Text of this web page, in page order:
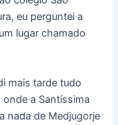
eu perguntei a
lugar chamado
mais tarde tudo
a Santíssima
nada de Medjugorje